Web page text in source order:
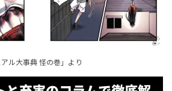
ル大事典 怪の巻」より